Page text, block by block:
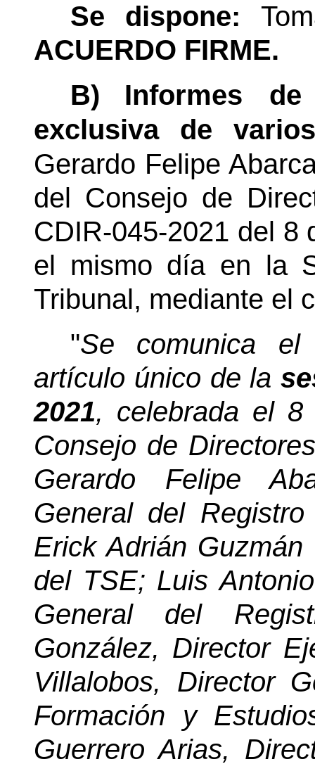
Se dispone:
ACUERDO FIRME.
B)
Informes
exclusiva de
Gerardo Felipe
del Consejo de
CDIR-045-2021 del 8
el mismo día en la
Tribunal, mediante el
"Se comunica
artículo único de la
2021, celebrada el
Consejo de
Gerardo Felipe
General del
Erick Adrián
del TSE; Luis
General del
González, Director
Villalobos, Director
Formación y
Guerrero Arias,